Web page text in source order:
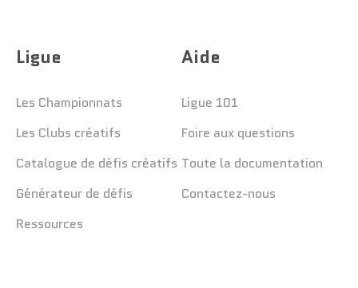
Ligue
Les Championnats
Les Clubs créatifs
Catalogue de défis créatifs
Générateur de défis
Ressources
Aide
Ligue 101
Foire aux questions
Toute la documentation
Contactez-nous